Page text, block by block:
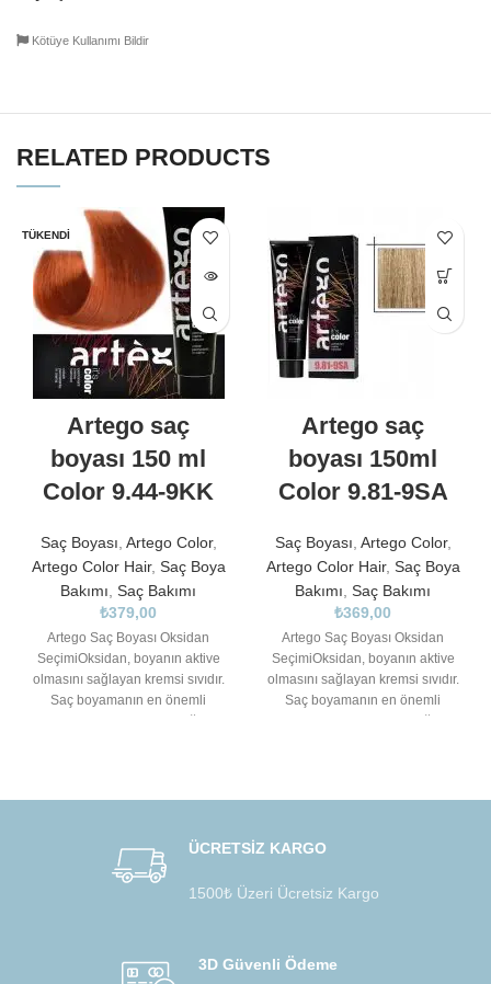
Kötüye Kullanımı Bildir
RELATED PRODUCTS
TÜKENDI
Artego saç
boyası 150 ml
Color 9.44-9KK
Saç Boyası, Artego Color,
Artego Color Hair, Saç Boya
Bakımı, Saç Bakımı
₺379,00
Artego Saç Boyası Oksidan
SeçimiOksidan, boyanın aktive
olmasını sağlayan kremsi sıvıdır.
Saç boyamanın en önemli
Artego saç
boyası 150ml
Color 9.81-9SA
Saç Boyası, Artego Color,
Artego Color Hair, Saç Boya
Bakımı, Saç Bakımı
₺369,00
Artego Saç Boyası Oksidan
SeçimiOksidan, boyanın aktive
olmasını sağlayan kremsi sıvıdır.
Saç boyamanın en önemli
ÜCRETSİZ KARGO
1500₺ Üzeri Ücretsiz Kargo
3D Güvenli Ödeme